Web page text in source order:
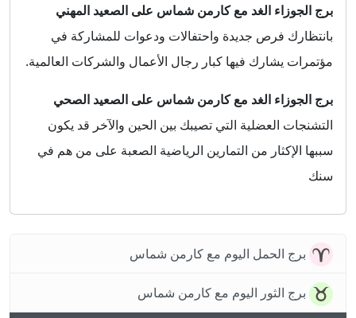
برج الجوزاء الغد مع كارمن شماس على الصعيد المهني
بانتظارك فرص جديدة واحتفالات ودعوات للمشاركة في
مؤتمرات يشارك فيها كبار رجال الأعمال والشركات العالمية.
برج الجوزاء الغد مع كارمن شماس على الصعيد الصحي
التشنجات العضلية التي تصيبك بين الحين والآخر قد يكون
سببها الإكثار من التمارين الرياضية الصعبة على من هم في
سنك
برج الحمل اليوم مع كارمن شماس
برج الثور اليوم مع كارمن شماس